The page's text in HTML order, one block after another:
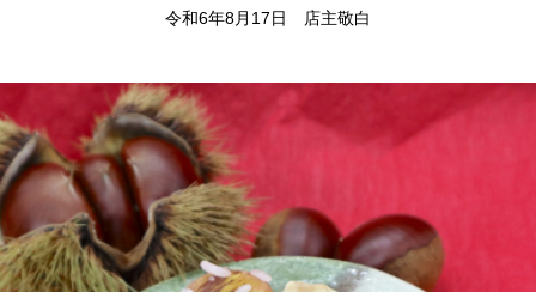
令和6年8月17日 店主敬白